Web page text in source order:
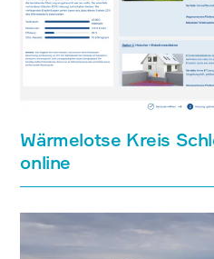
Wärmelotse Kreis
online